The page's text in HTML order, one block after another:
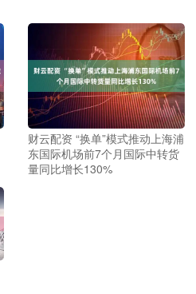
财云配资 “换单”模式推动上海浦
东国际机场前7个月国际中转货
量同比增长130%